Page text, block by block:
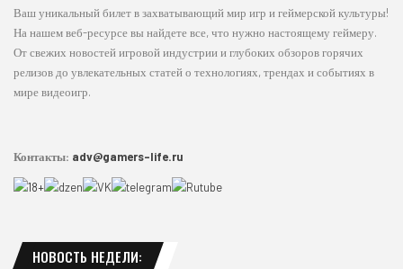
Ваш уникальный билет в захватывающий мир игр и геймерской культуры!
На нашем веб-ресурсе вы найдете все, что нужно настоящему геймеру.
От свежих новостей игровой индустрии и глубоких обзоров горячих
релизов до увлекательных статей о технологиях, трендах и событиях в
мире видеоигр.
Контакты: adv@gamers-life.ru
НОВОСТЬ НЕДЕЛИ: